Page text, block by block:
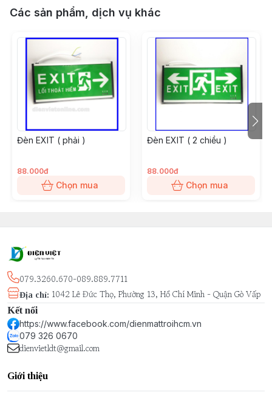
Các sản phẩm, dịch vụ khác
Đèn EXIT ( phải )
88.000đ
Chọn mua
Đèn EXIT ( 2 chiều )
88.000đ
Chọn mua
079.3260.670-089.889.7711
Địa chỉ: 1042 Lê Đức Thọ, Phường 13, Hồ Chí Minh - Quận Gò Vấp
Kết nối
https://www.facebook.com/dienmattroihcm.vn
079 326 0670
dienvietldt@gmail.com
Giới thiệu